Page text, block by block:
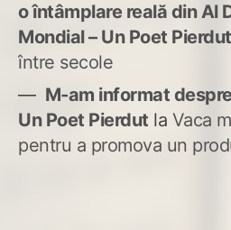
o întâmplare reală din Al
Mondial – Un Poet Pierdut
între secole
M-am informat
Un Poet Pierdut la Vaca
pentru a promova un